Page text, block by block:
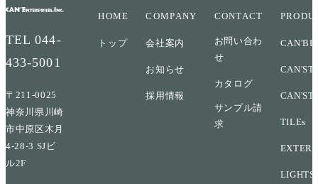
TEL044-
433-5001
〒211-0025
神奈川県川崎
市中原区木月
4-28-3 SJビ
ル2F
HOME
トップ
COMPANY
会社案内
お知らせ
採用情報
CONTACT
お問い合わ
せ
カタログ
サンプル請
求
TILEs
LIGHTS